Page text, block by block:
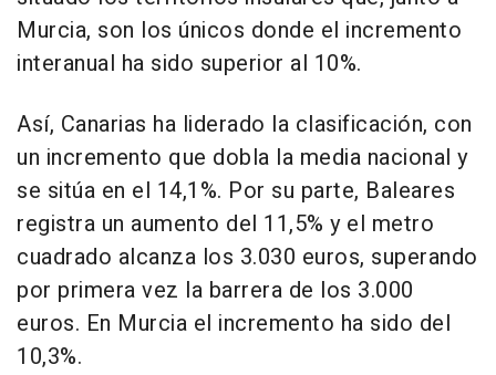
Murcia, son los únicos donde el incremento
interanual ha sido superior al 10%.
Así, Canarias ha liderado la clasificación, con
un incremento que dobla la media nacional y
se sitúa en el 14,1%. Por su parte, Baleares
registra un aumento del 11,5% y el metro
cuadrado alcanza los 3.030 euros, superando
por primera vez la barrera de los 3.000
euros. En Murcia el incremento ha sido del
10,3%.